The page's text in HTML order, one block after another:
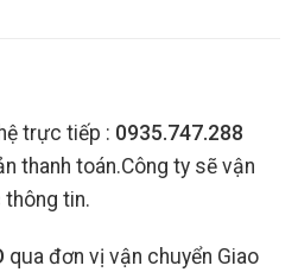
trực tiếp : 0935.747.288
thanh toán.Công ty sẽ vận
tin.
qua đơn vị vận chuyển Giao